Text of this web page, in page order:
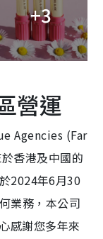
+3
營運
Agencies (Far
香港及中國的
2024年6月30
業務，本公司
感謝您多年來